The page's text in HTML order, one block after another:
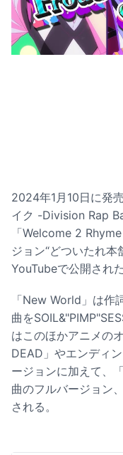
2024年1月10日に発
イク -Division Rap
「Welcome 2
ジョン“どついたれ
YouTubeで公開された
「New World」は作
曲を
はこのほかアニメの
DEAD」やエンディ
ージョンに加えて、
曲のフルバージョン
される。